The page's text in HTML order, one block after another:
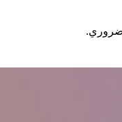
ضروري.